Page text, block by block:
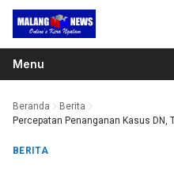
Langsung ke konten
Menu
Beranda
Berita
Percepatan Penanganan Kasus DN,
BERITA